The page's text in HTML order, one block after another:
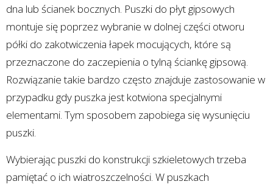
dna lub ścianek bocznych. Puszki do płyt gipsowych
montuje się poprzez wybranie w dolnej części otworu
półki do zakotwiczenia łapek mocujących, które są
przeznaczone do zaczepienia o tylną ściankę gipsową.
Rozwiązanie takie bardzo często znajduje zastosowanie w
przypadku gdy puszka jest kotwiona specjalnymi
elementami. Tym sposobem zapobiega się wysunięciu
puszki.
Wybierając puszki do konstrukcji szkieletowych trzeba
pamiętać o ich wiatroszczelności. W puszkach